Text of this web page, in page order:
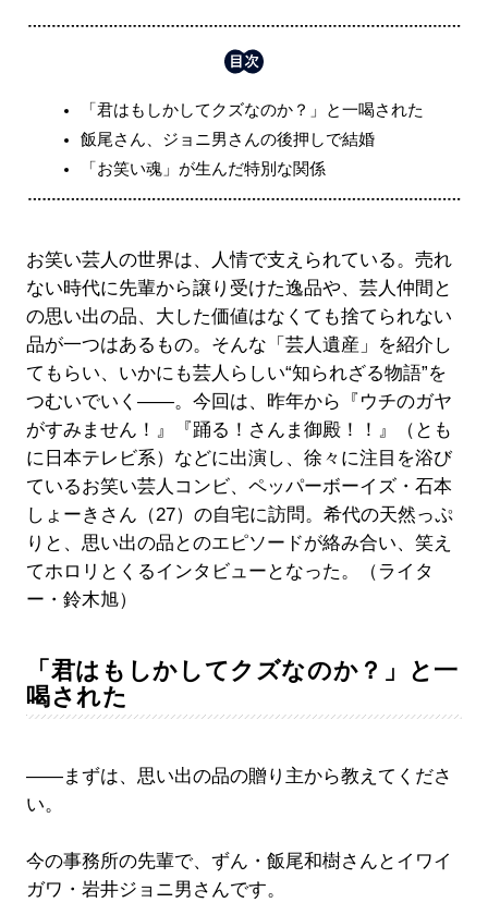
「君はもしかしてクズなのか？」と一喝された
飯尾さん、ジョニ男さんの後押しで結婚
「お笑い魂」が生んだ特別な関係
お笑い芸人の世界は、人情で支えられている。売れ
ない時代に先輩から譲り受けた逸品や、芸人仲間と
の思い出の品、大した価値はなくても捨てられない
品が一つはあるもの。そんな「芸人遺産」を紹介し
てもらい、いかにも芸人らしい“知られざる物語”を
つむいでいく――。今回は、昨年から『ウチのガヤ
がすみません！』『踊る！さんま御殿！！』（とも
に日本テレビ系）などに出演し、徐々に注目を浴び
ているお笑い芸人コンビ、ペッパーボーイズ・石本
しょーきさん（27）の自宅に訪問。希代の天然っぷ
りと、思い出の品とのエピソードが絡み合い、笑え
てホロリとくるインタビューとなった。（ライタ
ー・鈴木旭）
「君はもしかしてクズなのか？」と一
喝された
――まずは、思い出の品の贈り主から教えてくださ
い。
今の事務所の先輩で、ずん・飯尾和樹さんとイワイ
ガワ・岩井ジョニ男さんです。